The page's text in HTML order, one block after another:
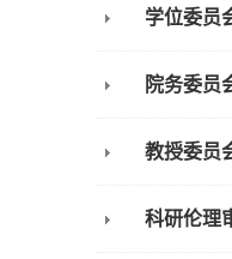
学位委员
院务委员
教授委员
科研伦理